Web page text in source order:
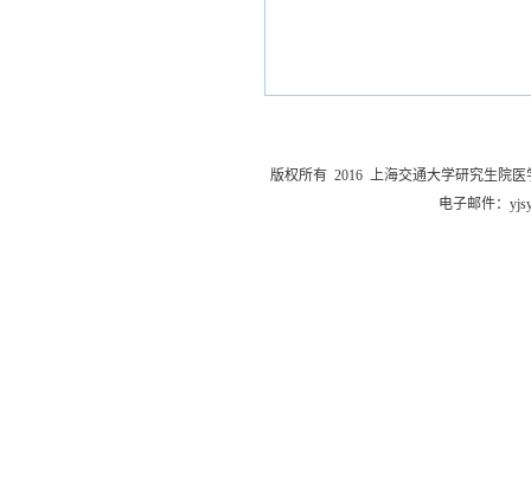
版权所有 2016 上海交通大学研究生院
电子邮件：